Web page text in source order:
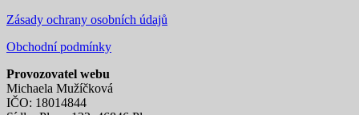
Zásady ochrany osobních údajů
Obchodní podmínky
Provozovatel webu
Michaela Mužíčková
IČO: 18014844